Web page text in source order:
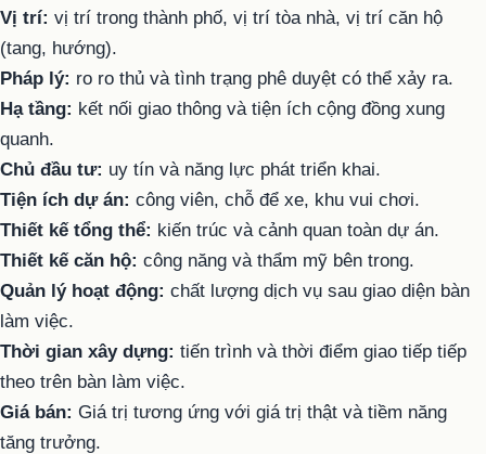
Vị trí: vị trí trong thành phố, vị trí tòa nhà, vị trí căn hộ
(tang, hướng).
Pháp lý: ro ro thủ và tình trạng phê duyệt có thể xảy ra.
Hạ tầng: kết nối giao thông và tiện ích cộng đồng xung
quanh.
Chủ đầu tư: uy tín và năng lực phát triển khai.
Tiện ích dự án: công viên, chỗ để xe, khu vui chơi.
Thiết kế tổng thể: kiến ​​trúc và cảnh quan toàn dự án.
Thiết kế căn hộ: công năng và thẩm mỹ bên trong.
Quản lý hoạt động: chất lượng dịch vụ sau giao diện bàn
làm việc.
Thời gian xây dựng: tiến trình và thời điểm giao tiếp tiếp
theo trên bàn làm việc.
Giá bán: Giá trị tương ứng với giá trị thật và tiềm năng
tăng trưởng.